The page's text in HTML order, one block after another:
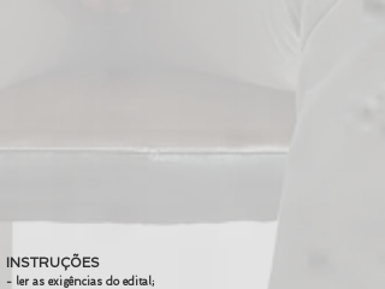
INSTRUÇÕES
- ler as exigências do edital;